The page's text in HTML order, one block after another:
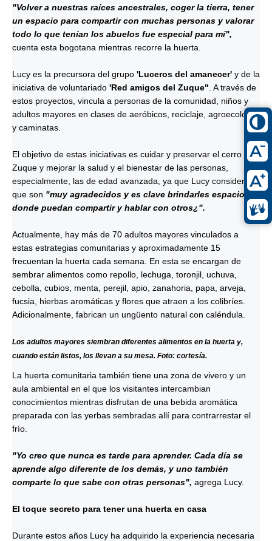
"Volver a nuestras raíces ancestrales, coger la tierra, tener
un espacio para compartir con muchas personas y valorar
todo lo que tenían los abuelos fue especial para mí",
cuenta esta bogotana mientras recorre la huerta.
Lucy es la precursora del grupo 'Luceros del amanecer' y de la
iniciativa de voluntariado 'Red amigos del Zuque" . A través de
estos proyectos, vincula a personas de la comunidad, niños y
adultos mayores en clases de aeróbicos, reciclaje, agroecología
y caminatas.
El objetivo de estas iniciativas es cuidar y preservar el cerro del
Zuque y mejorar la salud y el bienestar de las personas,
especialmente, las de edad avanzada, ya que Lucy considera
que son "muy agradecidos y es clave brindarles espacios
donde puedan compartir y hablar con otros¿".
Actualmente, hay más de 70 adultos mayores vinculados a
estas estrategias comunitarias y aproximadamente 15
frecuentan la huerta cada semana. En esta se encargan de
sembrar alimentos como repollo, lechuga, toronjil, uchuva,
cebolla, cubios, menta, perejil, apio, zanahoria, papa, arveja,
fucsia, hierbas aromáticas y flores que atraen a los colibríes.
Adicionalmente, fabrican un ungüento natural con caléndula.
Los adultos mayores siembran diferentes alimentos en la huerta y,
cuando están listos, los llevan a su mesa. Foto: cortesía.
La huerta comunitaria también tiene una zona de vivero y un
aula ambiental en el que los visitantes intercambian
conocimientos mientras disfrutan de una bebida aromática
preparada con las yerbas sembradas allí para contrarrestar el
frío.
"Yo creo que nunca es tarde para aprender. Cada día se
aprende algo diferente de los demás, y uno también
comparte lo que sabe con otras personas", agrega Lucy.
El toque secreto para tener una huerta en casa
Durante estos años Lucy ha adquirido la experiencia necesaria